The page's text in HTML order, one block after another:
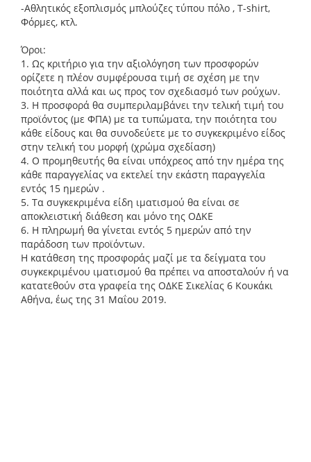
-Αθλητικός εξοπλισμός μπλούζες τύπου πόλο , Τ-shirt,
Φόρμες, κτλ.
Όροι:
1. Ως κριτήριο για την αξιολόγηση των προσφορών
ορίζετε η πλέον συμφέρουσα τιμή σε σχέση με την
ποιότητα αλλά και ως προς τον σχεδιασμό των ρούχων.
3. Η προσφορά θα συμπεριλαμβάνει την τελική τιμή του
προϊόντος (με ΦΠΑ) με τα τυπώματα, την ποιότητα του
κάθε είδους και θα συνοδεύετε με το συγκεκριμένο είδος
στην τελική του μορφή (χρώμα σχεδίαση)
4. Ο προμηθευτής θα είναι υπόχρεος από την ημέρα της
κάθε παραγγελίας να εκτελεί την εκάστη παραγγελία
εντός 15 ημερών .
5. Τα συγκεκριμένα είδη ιματισμού θα είναι σε
αποκλειστική διάθεση και μόνο της ΟΔΚΕ
6. Η πληρωμή θα γίνεται εντός 5 ημερών από την
παράδοση των προϊόντων.
Η κατάθεση της προσφοράς μαζί με τα δείγματα του
συγκεκριμένου ιματισμού θα πρέπει να αποσταλούν ή να
κατατεθούν στα γραφεία της ΟΔΚΕ Σικελίας 6 Κουκάκι
Αθήνα, έως της 31 Μαΐου 2019.